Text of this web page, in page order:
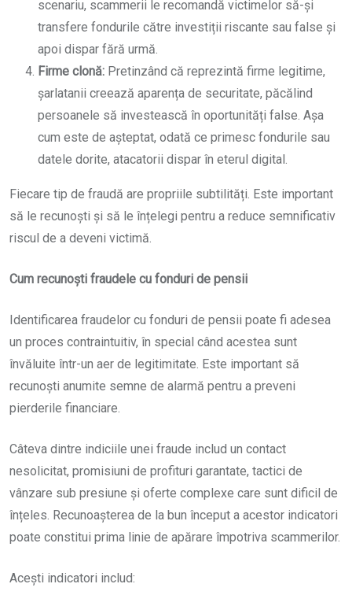
scenariu, scammerii le recomandă victimelor să-și
transfere fondurile către investiții riscante sau false și
apoi dispar fără urmă.
Firme clonă: Pretinzând că reprezintă firme legitime,
șarlatanii creează aparența de securitate, păcălind
persoanele să investească în oportunități false. Așa
cum este de așteptat, odată ce primesc fondurile sau
datele dorite, atacatorii dispar în eterul digital.
Fiecare tip de fraudă are propriile subtilități. Este important
să le recunoști și să le înțelegi pentru a reduce semnificativ
riscul de a deveni victimă.
Cum recunoști fraudele cu fonduri de pensii
Identificarea fraudelor cu fonduri de pensii poate fi adesea
un proces contraintuitiv, în special când acestea sunt
învăluite într-un aer de legitimitate. Este important să
recunoști anumite semne de alarmă pentru a preveni
pierderile financiare.
Câteva dintre indiciile unei fraude includ un contact
nesolicitat, promisiuni de profituri garantate, tactici de
vânzare sub presiune și oferte complexe care sunt dificil de
înțeles. Recunoașterea de la bun început a acestor indicatori
poate constitui prima linie de apărare împotriva scammerilor.
Acești indicatori includ: